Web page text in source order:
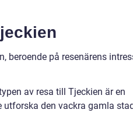
beroende på resenärens
av resa till Tjeckien är en
utforska den vackra gamla